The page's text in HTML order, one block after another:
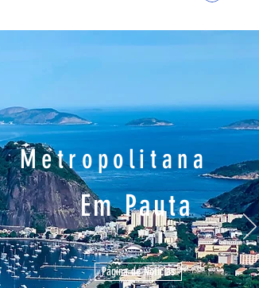
Metropolitana
Em Pauta
Página de Notícias